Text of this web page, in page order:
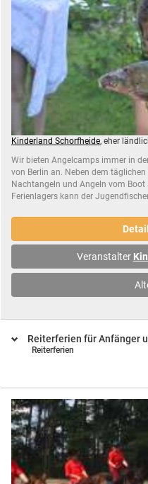
Kinderland Schorfheide, eher
Wir bieten Angelcamps immer in
von Berlin an. Neben dem
Nachtangeln und Angeln vom
Ferienlagers kann der
Veranstalter
Reiterferien für Anfänger
Reiterferien